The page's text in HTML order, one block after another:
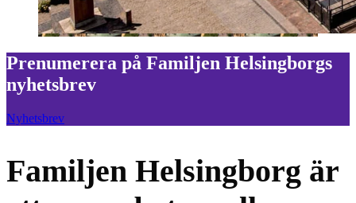
Prenumerera på Familjen Helsingborgs
nyhetsbrev
Nyhetsbrev
Familjen Helsingborg är